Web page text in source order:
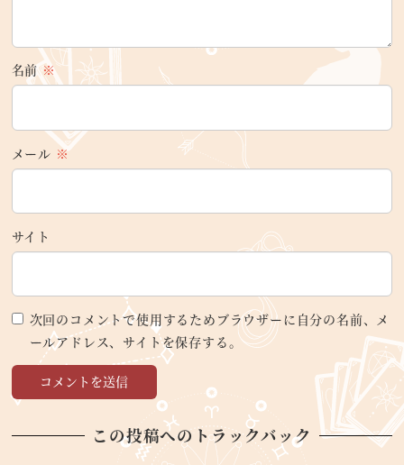
名前※
メール ※
サイト
次回のコメントで使用するためブラウザーに自分の名前、メ
ールアドレス、サイトを保存する。
この投稿へのトラックバック